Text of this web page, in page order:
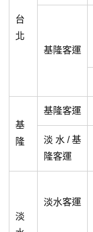
台
北
基隆客運
基
隆
基隆客運
淡水/基
隆客運
淡
淡水客運